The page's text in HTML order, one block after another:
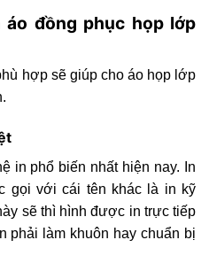
đồng phục họp lớp
hợp sẽ giúp cho áo họp lớp
in phổ biến nhất hiện nay. In
gọi với cái tên khác là in kỹ
sẽ thì hình được in trực tiếp
phải làm khuôn hay chuẩn bị